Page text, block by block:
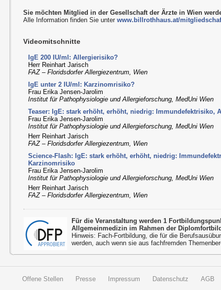
Sie möchten Mitglied in der Gesellschaft der Ärzte in Wien
Alle Information finden Sie unterwww.billrothhaus.at/
Videomitschnitte
IgE 200 IU/ml: Allergierisiko?
Herr Reinhart Jarisch
FAZ – Floridsdorfer Allergiezentrum, Wien
IgE unter 2 IU/ml: Karzinomrisiko?
Frau Erika Jensen-Jarolim
Institut für Pathophysiologie und Allergieforschung, MedUni Wien
Teaser: IgE: stark erhöht, erhöht, niedrig: Immundefektrisiko,
Frau Erika Jensen-Jarolim
Institut für Pathophysiologie und Allergieforschung, MedUni Wien
Herr Reinhart Jarisch
FAZ – Floridsdorfer Allergiezentrum, Wien
Science-Flash: IgE: stark erhöht, erhöht, niedrig:
Karzinomrisiko
Frau Erika Jensen-Jarolim
Institut für Pathophysiologie und Allergieforschung, MedUni Wien
Herr Reinhart Jarisch
FAZ – Floridsdorfer Allergiezentrum, Wien
Für die Veranstaltung werden 1
Allgemeinmedizin im Rahmen der
Hinweis: Fach-Fortbildung, die für die
werden, auch wenn sie aus fachfremden
Offene Stellen Presse Impressum Datenschutz AGB